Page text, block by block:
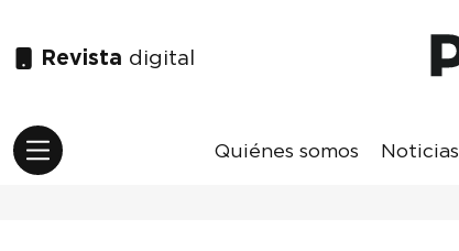
Revista digital
Quiénes somos Noticias